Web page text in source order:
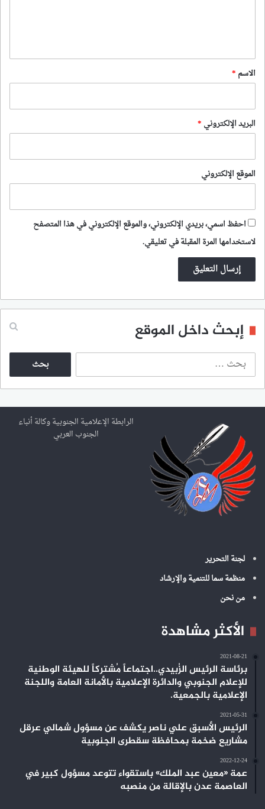
*
الاسم *
البريد الإلكتروني *
الموقع الإلكتروني
احفظ اسمي، بريدي الإلكتروني، والموقع الإلكتروني في هذا المتصفح
لاستخدامها المرة المقبلة في تعليقي.
إبحث داخل الموقع
ث
ع
ن
الرابطة الإعلامية الجنوبية وكالة أنباء
الجنوب العربي
لجنة التحرير
منظمة سما للتنمية والإرشاد
من نحن
الأكثر مشاهدة
2021-08-21
برئاسة الرئيس الزُبيدي..اجتماعاً مُشتركاً للهيئة الوطنية
للإعلام الجنوبي والدائرة الإعلامية بالأمانة العامة واللجنة
الإعلامية بالجمعية.
2021-05-31
الرئيس الأسبق علي ناصر يكشف عن مسؤول شمالي عرقل
مشاريع ضخمة بمحافظة سقطرى الجنوبية
2022-12-24
عمة «معين عبد الملك» باستقواء تتوعد مسؤول كبير في
العاصمة عدن بالإقالة من منصبه